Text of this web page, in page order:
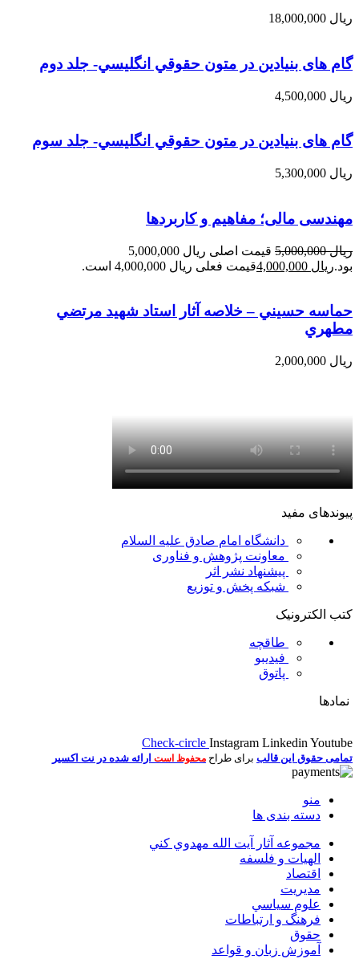
ریال
گام های بنیادین در متون حقوقي انگليسي- جلد دوم
ریال
گام های بنیادین در متون حقوقي انگليسي- جلد سوم
ریال
مهندسی مالی؛ مفاهیم و کاربردها
ریال5,000,000
قیمت اصلی ریال 5,000,000
بود.ریال قیمت فعلی ریال 4,000,000 است.
حماسه حسيني – خلاصه آثار استاد شهيد مرتضي
مطهري
ریال
پیوندهای مفید
دانشگاه امام صادق علیه السلام
معاونت پژوهش و فناوری
پیشنهاد نشر اثر
شبکه پخش و توزیع
کتب الکترونیک
طاقچه
فیدیبو
پاتوق
نمادها
Check-circle Instagram Linkedin Youtube
تمامی حقوق این قالب برای طراح محفوظ است ارائه شده در نت اکسیر
منو
دسته بندی ها
مجموعه آثار آيت الله مهدوي كني
الهیات و فلسفه
اقتصاد
مديريت
علوم سياسي
فرهنگ و ارتباطات
حقوق
آموزش زبان و قواعد